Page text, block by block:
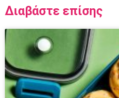
Διαβάστε επίσης